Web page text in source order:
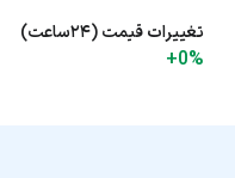
تغییرات قیمت (۲۴ساعت)
+0%